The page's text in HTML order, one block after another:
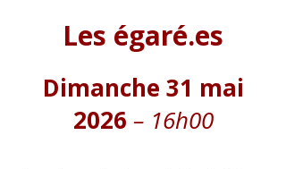
Les égaré.es
Dimanche 31 mai
2026 – 16h00